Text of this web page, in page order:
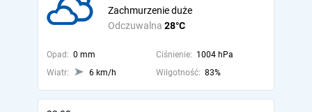
Odczuwalna 28°C
Zachmurzenie duże
Opad: 0 mm Ciśnienie: 1004 hPa
Wiatr:
6 km/h Wilgotność: 83%